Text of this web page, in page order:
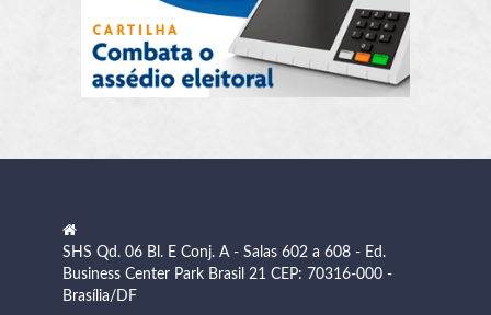
SHS Qd. 06 Bl. E Conj. A - Salas 602 a 608 - Ed.
Business Center Park Brasil 21 CEP: 70316-000 -
Brasília/DF